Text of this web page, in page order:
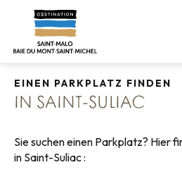
contenu
Startseite
Parken
Mit dem Auto
EINEN PARKPLATZ FINDEN
IN SAINT-SULIAC
Sie suchen einen Parkplatz? Hier
in Saint-Suliac :